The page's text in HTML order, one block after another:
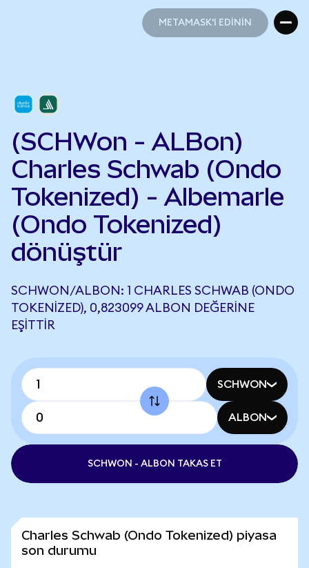
METAMASK'I EDİNİN
(SCHWon - ALBon)
Charles Schwab (Ondo
Tokenized) - Albemarle
(Ondo Tokenized)
dönüştür
SCHWON/ALBON: 1 CHARLES SCHWAB (ONDO
TOKENIZED), 0,823099 ALBON DEĞERINE
EŞITTIR
SCHWON
ALBON
SCHWON - ALBON TAKAS ET
Charles Schwab (Ondo Tokenized) piyasa
son durumu